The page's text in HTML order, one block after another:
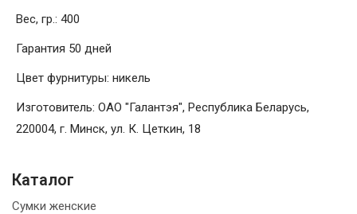
Вес, гр.: 400
Гарантия 50 дней
Цвет фурнитуры: никель
Изготовитель: ОАО "Галантэя", Республика Беларусь,
220004, г. Минск, ул. К. Цеткин, 18
Каталог
Сумки женские